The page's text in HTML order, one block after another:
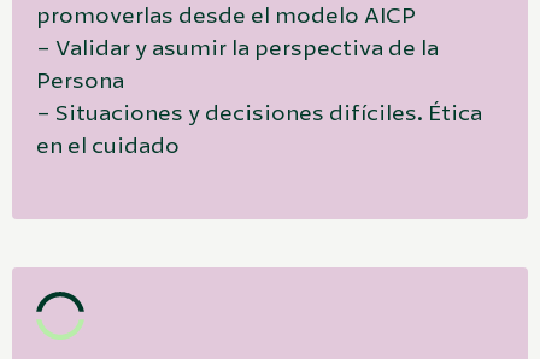
promoverlas desde el modelo AICP
– Validar y asumir la perspectiva de la
Persona
– Situaciones y decisiones difíciles. Ética
en el cuidado